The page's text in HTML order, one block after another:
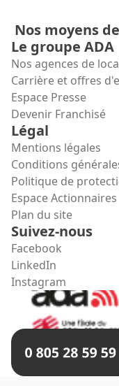
Nos moyens
Le groupe ADA
Nos agences de
Carrière et offres
Espace Presse
Devenir Franchisé
Légal
Mentions légales
Conditions
Politique de
Espace Actionnaires
Plan du site
Suivez-nous
Facebook
LinkedIn
Instagram